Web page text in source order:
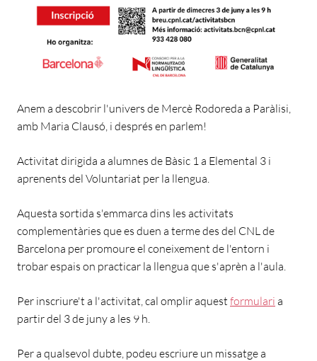
Anem a descobrir l'univers de Mercè Rodoreda a Paràlisi,
amb Maria Clausó, i després en parlem!
Activitat dirigida a alumnes de Bàsic 1 a Elemental 3 i
aprenents del Voluntariat per la llengua.
Aquesta sortida s'emmarca dins les activitats
complementàries que es duen a terme des del CNL de
Barcelona per promoure el coneixement de l'entorn i
trobar espais on practicar la llengua que s'aprèn a l'aula.
Per inscriure't a l'activitat, cal omplir aquest formulari a
partir del 3 de juny a les 9 h.
Per a qualsevol dubte, podeu escriure un missatge a